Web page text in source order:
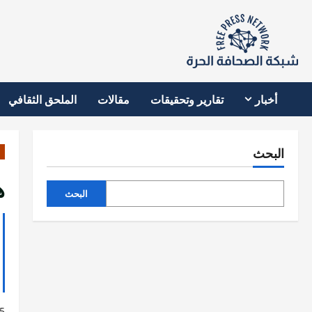
أخبار تقارير وتحقيقات مقالات الملحق الثقافي
البحث
البحث